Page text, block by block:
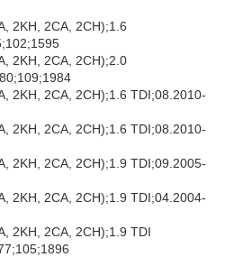
2KH, 2CA, 2CH);1.6
2KH, 2CA, 2CH);2.0
2KH, 2CA, 2CH);1.6 TDI;08.2010-
2KH, 2CA, 2CH);1.6 TDI;08.2010-
2KH, 2CA, 2CH);1.9 TDI;09.2005-
2KH, 2CA, 2CH);1.9 TDI;04.2004-
2KH, 2CA, 2CH);1.9 TDI